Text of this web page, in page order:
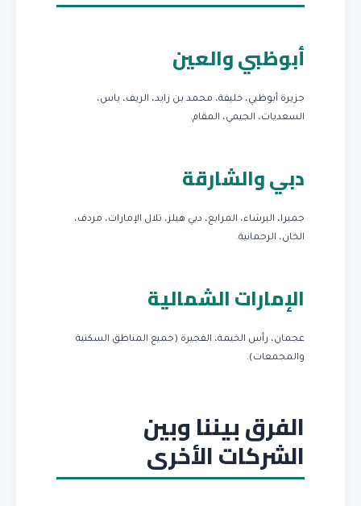
أبوظبي والعين
جزيرة أبوظبي، خليفة، محمد بن زايد، الريف، ياس،
السعديات، الجيمي، المقام.
دبي والشارقة
جميرا، البرشاء، المرابع، دبي هيلز، تلال الإمارات، مردف،
الخان، الرحمانية.
الإمارات الشمالية
عجمان، رأس الخيمة، الفجيرة (جميع المناطق السكنية
والمجمعات).
الفرق بيننا وبين
الشركات الأخرى